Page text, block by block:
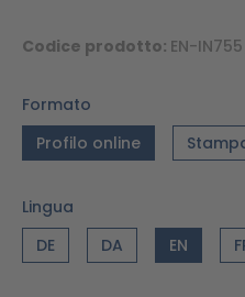
Codice prodotto: EN-
Formato
Profilo online
Lingua
DE
DA EN